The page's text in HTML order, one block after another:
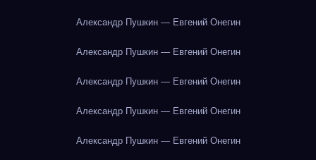
Александр Пушкин — Евгений Онегин
Александр Пушкин — Евгений Онегин
Александр Пушкин — Евгений Онегин
Александр Пушкин — Евгений Онегин
Александр Пушкин — Евгений Онегин